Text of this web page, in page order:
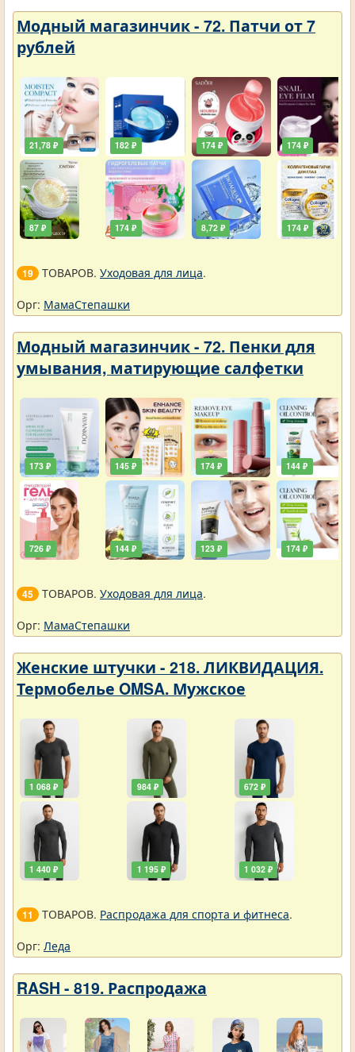
Модный магазинчик - 72. Патчи от 7
рублей
21,78 ₽
87 ₽
182 ₽
174 ₽
174 ₽
8,72 ₽
174 ₽
174 ₽
19 ТОВАРОВ. Уходовая для лица.
Орг: МамаСтепашки
Модный магазинчик - 72. Пенки для
умывания, матирующие салфетки
173 ₽
726 ₽
145 ₽
144 ₽
174 ₽
123 ₽
144 ₽
174 ₽
45 ТОВАРОВ. Уходовая для лица.
Орг: МамаСтепашки
Женские штучки - 218. ЛИКВИДАЦИЯ.
Термобелье OMSA. Мужское
1 068 ₽
1 440 ₽
984 ₽
1 195 ₽
672 ₽
1 032 ₽
11 ТОВАРОВ. Распродажа для спорта и фитнеса.
Орг: Леда
RASH - 819. Распродажа